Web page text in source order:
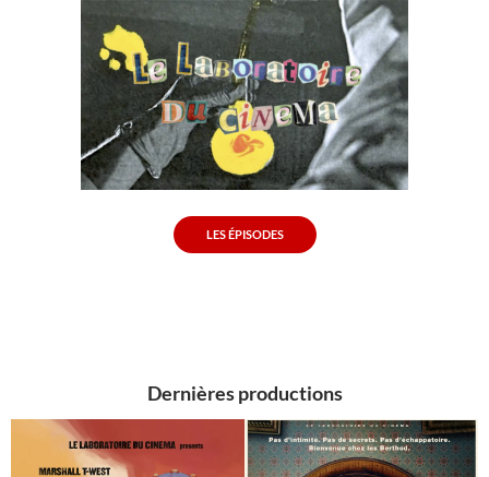
LES ÉPISODES
Dernières productions